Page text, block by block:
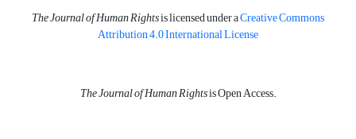
The Journal of Human Rightsis licensed under aCreative Commons
Attribution 4.0 International License
The Journal of Human Rightsis Open Access.